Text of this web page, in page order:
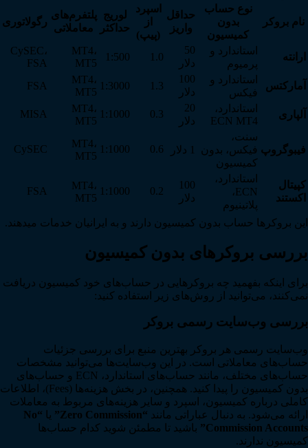
نام بروکر
نوع حساب
بدون
کمیسیون
حداقل
واریز
اسپرد
از
(پیپ)
لوریج
حداکثر
پلتفرم‌های
معاملاتی
رگولاتوری
ارانته
استاندارد و
پرمیوم
50
دلار
1.0
1:500
MT4،
MT5
CySEC،
FSA
آمارکتس
استاندارد و
فیکس
100
دلار
1.3
1:3000
MT4،
MT5
FSA
آلپاری
استاندارد،
ECN MT4
20
دلار
0.3
1:1000 MT4،
MT5
MISA
فیبوگروپ
سنت،
فیکس، بدون
کمیسیون
1 دلار 0.6
1:1000 MT4،
MT5
CySEC
کپیتال
اکستند
استاندارد،
ECN،
پلاتینیوم
100
دلار
0.2
1:1000 MT4،
MT5
FSA
این بروکرها حساب بدون کمیسیون دارند و به ایرانیان خدمات میدهند.
بررسی بروکرهای بدون کمیسیون
برای اینکه بفهمید چه بروکرهایی در حساب‌های خود کمیسیون دریافت
نمی‌کنند، می‌توانید از روش‌های زیر استفاده کنید:
بررسی وب‌سایت رسمی بروکر
وب‌سایت رسمی هر بروکر بهترین منبع برای بررسی جزئیات
حساب‌های معاملاتی است. در این وب‌سایت‌ها می‌توانید مشخصات
حساب‌های مختلف، مانند حساب‌های استاندارد، ECN و حساب‌های
بدون کمیسیون را پیدا کنید. همچنین، در بخش هزینه‌ها (Fees)، اطلاعات
کاملی درباره کمیسیون، اسپرد و سایر هزینه‌های مربوط به معاملات
ارائه می‌شود. به دنبال عباراتی مانند “Zero Commission” یا
“No
Commission Accounts”
باشید تا مطمئن شوید کدام حساب‌ها
کمیسیون ندارند.